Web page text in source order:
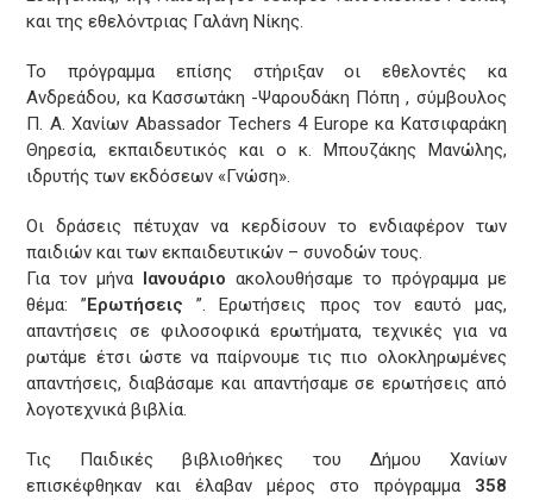
και της εθελόντριας Γαλάνη Νίκης.
Το πρόγραμμα επίσης στήριξαν οι εθελοντές κα
Ανδρεάδου, κα Κασσωτάκη -Ψαρουδάκη Πόπη , σύμβουλος
Π. Α. Χανίων Abassador Techers 4 Europe κα Κατσιφαράκη
Θηρεσία, εκπαιδευτικός και ο κ. Μπουζάκης Μανώλης,
ιδρυτής των εκδόσεων «Γνώση».
Οι δράσεις πέτυχαν να κερδίσουν το ενδιαφέρον των
παιδιών και των εκπαιδευτικών – συνοδών τους.
Για τον μήνα Ιανουάριο ακολουθήσαμε το πρόγραμμα με
θέμα: ”Ερωτήσεις ”. Ερωτήσεις προς τον εαυτό μας,
απαντήσεις σε φιλοσοφικά ερωτήματα, τεχνικές για να
ρωτάμε έτσι ώστε να παίρνουμε τις πιο ολοκληρωμένες
απαντήσεις, διαβάσαμε και απαντήσαμε σε ερωτήσεις από
λογοτεχνικά βιβλία.
Τις Παιδικές βιβλιοθήκες του Δήμου Χανίων
επισκέφθηκαν και έλαβαν μέρος στο πρόγραμμα 358